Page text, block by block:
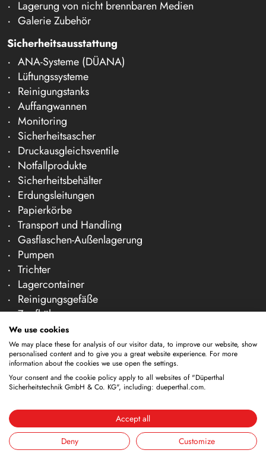
Lagerung von nicht brennbaren Medien
Galerie Zubehör
Sicherheitsausstattung
ANA-Systeme (DÜANA)
Lüftungssysteme
Reinigungstanks
Auffangwannen
Monitoring
Sicherheitsascher
Druckausgleichsventile
Notfallprodukte
Sicherheitsbehälter
Erdungsleitungen
Papierkörbe
Transport und Handling
Gasflaschen-Außenlagerung
Pumpen
Trichter
Lagercontainer
Reinigungsgefäße
Zapfhähne
Unternehmen
Über uns
Karriere
Kontakt & Beratung
We use cookies
We may place these for analysis of our visitor data, to improve our website, show
personalised content and to give you a great website experience. For more
information about the cookies we use open the settings.
Your consent and the cookie policy apply to all websites of "Düperthal
Sicherheitstechnik GmbH & Co. KG", including: dueperthal.com.
Accept all
Deny
Customize